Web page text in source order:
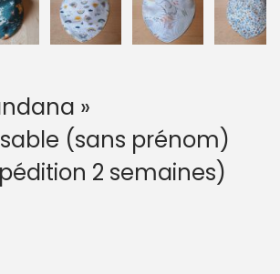
»
(sans prénom)
2 semaines)